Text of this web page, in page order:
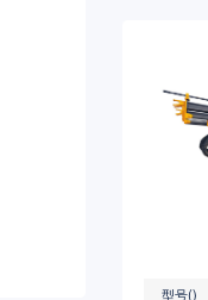
型号()